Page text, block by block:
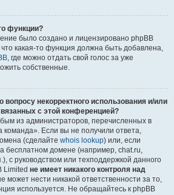
функции?
было создано и лицензировано phpBB
какая-то функция должна быть добавлена,
, где можно отдать свой голос за уже
собственные.
некорректного использования и/или
с этой конференцией?
из администраторов, перечисленных в
Если вы не получили ответа,
(сделайте whois lookup) или, если
бесплатном домене (например, chat.ru,
с руководством или техподдержкой данного
Limited не имеет никакого контроля над
может нести никакой ответственности за то,
используется. Не обращайтесь к phpBB